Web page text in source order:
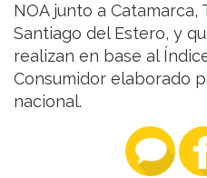
NOA junto a Catamarca,
Santiago del Estero, y
realizan en base al
Consumidor elaborado
nacional.